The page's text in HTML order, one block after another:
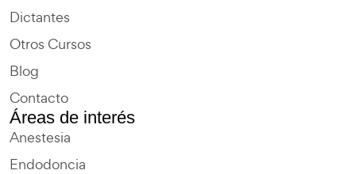
Dictantes
Otros Cursos
Blog
Contacto
Áreas de interés
Anestesia
Endodoncia